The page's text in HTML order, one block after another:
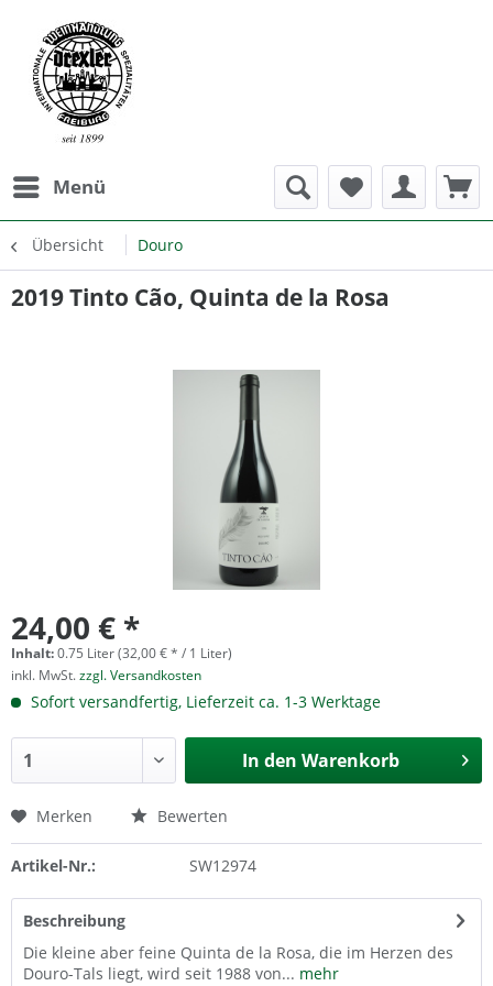
Menü
Übersicht Douro
2019 Tinto Cão, Quinta de la Rosa
24,00 € *
Inhalt:0.75 Liter (32,00 € * / 1 Liter)
inkl. MwSt.zzgl. Versandkosten
Sofort versandfertig, Lieferzeit ca. 1-3 Werktage
In den Warenkorb
Merken Bewerten
Artikel-Nr.: SW12974
Beschreibung
Die kleine aber feine Quinta de la Rosa, die im Herzen des
Douro-Tals liegt, wird seit 1988 von... mehr